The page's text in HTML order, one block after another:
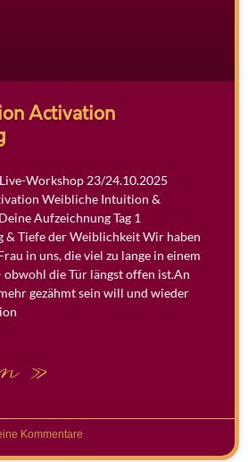
Activation
Workshop 23/24.10.2025
Weibliche Intuition &
Aufzeichnung Tag 1
Tiefe der Weiblichkeit Wir haben
in uns, die viel zu lange in einem
obwohl die Tür längst offen ist.An
gezähmt sein will und wieder
»
Kommentare